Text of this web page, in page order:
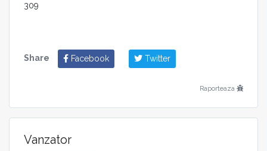
309
Share Facebook Twitter
Raporteaza
Vanzator